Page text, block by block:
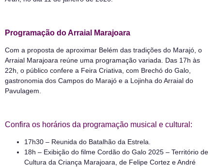
Programação do Arraial Marajoara
Com a proposta de aproximar Belém das tradições do Marajó, o
Arraial Marajoara reúne uma programação variada. Das 17h às
22h, o público confere a Feira Criativa, com Brechó do Galo,
gastronomia dos Campos do Marajó e a Lojinha do Arraial do
Pavulagem.
Confira os horários da programação musical e cultural:
17h30 – Reunida do Batalhão da Estrela.
18h – Exibição do filme Cordão do Galo 2025 – Território de
Cultura da Criança Marajoara, de Felipe Cortez e André